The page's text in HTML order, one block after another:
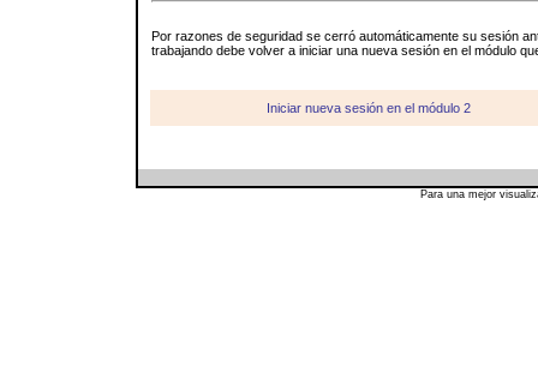
Para una mejor
Por razones de seguridad se cerró automáticamente su sesión
trabajando debe volver a iniciar una nueva sesión en el módulo
Iniciar nueva sesión en el módulo 2